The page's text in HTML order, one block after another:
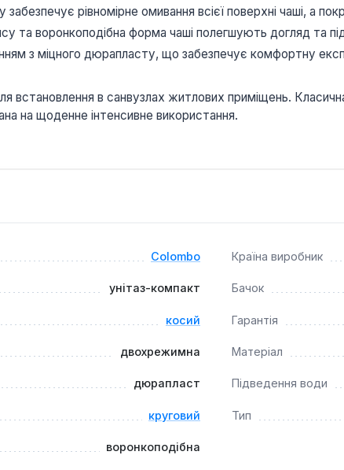
забезпечує рівномірне омивання всієї поверхні чаші, а
та воронкоподібна форма чаші полегшують догляд та
з міцного дюрапласту, що забезпечує комфортну
встановлення в санвузлах житлових приміщень.
на щоденне інтенсивне використання.
Colombo Країна виробник
унітаз-компакт Бачок
косий Гарантія
двохрежимна Матеріал
дюрапласт Підведення води
круговий Тип
воронкоподібна